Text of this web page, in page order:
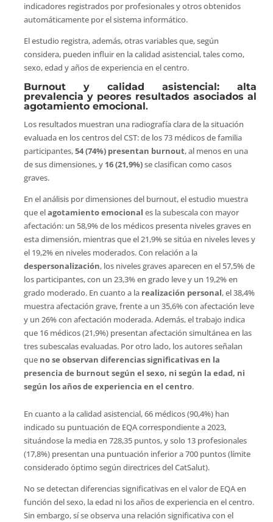
indicadores registrados por profesionales y otros obtenidos
automáticamente por el sistema informático.
El estudio registra, además, otras variables que, según
considera, pueden influir en la calidad asistencial, tales como,
sexo, edad y años de experiencia en el centro.
Burnout y calidad asistencial: alta
prevalencia y peores resultados asociados al
agotamiento emocional.
Los resultados muestran una radiografía clara de la situación
evaluada en los centros del CST: de los 73 médicos de familia
participantes,54 (74%) presentan burnout, al menos en una
de sus dimensiones, y 16 (21,9%)se clasifican como casos
graves.
En el análisis por dimensiones del burnout, el estudio muestra
que elagotamiento emocional es la subescala con mayor
afectación: un 58,9% de los médicos presenta niveles graves en
esta dimensión, mientras que el 21,9% se sitúa en niveles leves y
el 19,2% en niveles moderados. Con relación a la
despersonalización, los niveles graves aparecen en el 57,5% de
los participantes, con un 23,3% en grado leve y un 19,2% en
grado moderado. En cuanto a la realización personal, el 38,4%
muestra afectación grave, frente a un 35,6% con afectación leve
y un 26% con afectación moderada. Además, el trabajo indica
que 16 médicos (21,9%) presentan afectación simultánea en las
tres subescalas evaluadas. Por otro lado, los autores señalan
que no se observan diferencias significativas en la
presencia de burnout según el sexo, ni según la edad, ni
según los años de experiencia en el centro.
En cuanto a la calidad asistencial, 66 médicos (90,4%) han
indicado su puntuación de EQA correspondiente a 2023,
situándose la media en 728,35 puntos, y solo 13 profesionales
(17,8%) presentan una puntuación inferior a 700 puntos (límite
considerado óptimo según directrices del CatSalut).
No se detectan diferencias significativas en el valor de EQA en
función del sexo, la edad ni los años de experiencia en el centro.
Sin embargo, sí se observa una relación significativa con el